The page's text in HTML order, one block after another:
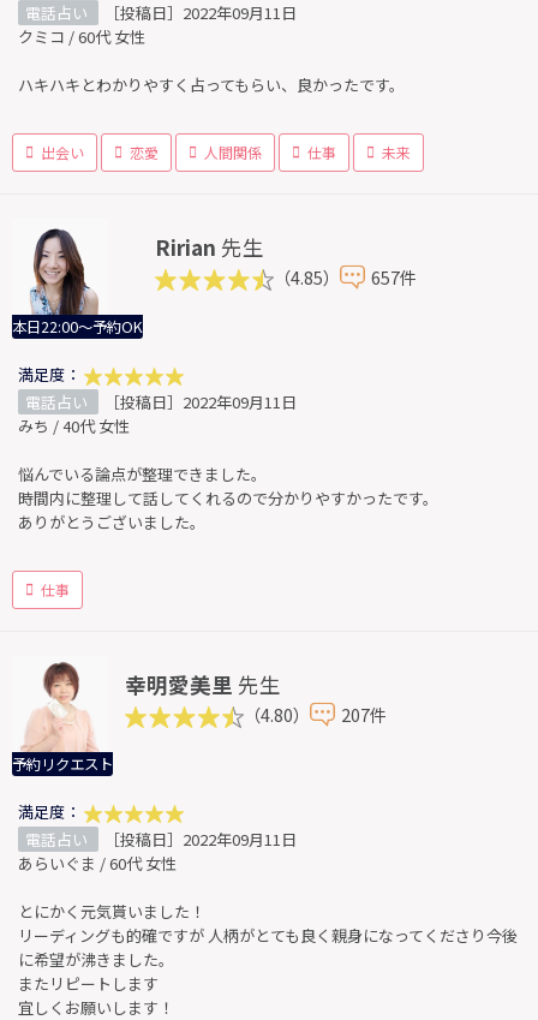
電話占い
［投稿日］2022年09月11日
クミコ / 60代 女性
ハキハキとわかりやすく占ってもらい、良かったです。
出会い 恋愛 人間関係 仕事 未来
本日22:00～予約OK
Ririan 先生
（4.85） 657件
満足度：
電話占い
［投稿日］2022年09月11日
みち / 40代 女性
悩んでいる論点が整理できました。
時間内に整理して話してくれるので分かりやすかったです。
ありがとうございました。
仕事
予約リクエスト
幸明愛美里 先生
（4.80） 207件
満足度：
電話占い
［投稿日］2022年09月11日
あらいぐま / 60代 女性
とにかく元気貰いました！
リーディングも的確ですが 人柄がとても良く親身になってくださり今後
に希望が沸きました。
またリピートします
宜しくお願いします！